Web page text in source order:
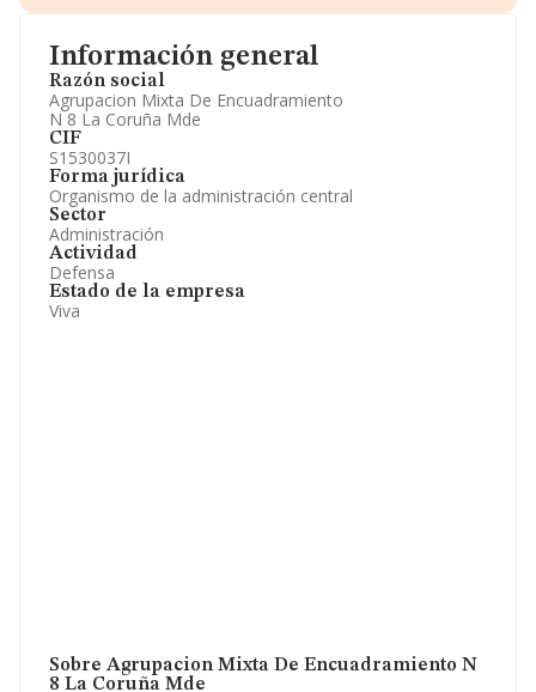
Información general
Razón social
Agrupacion Mixta De Encuadramiento
N 8 La Coruña Mde
CIF
S1530037I
Forma jurídica
Organismo de la administración central
Sector
Administración
Actividad
Defensa
Estado de la empresa
Viva
Sobre Agrupacion Mixta De Encuadramiento N
8 La Coruña Mde
Accionistas.
Artículos de prensa publicados sobre la empresa.
Información oficial y registral complementaria.